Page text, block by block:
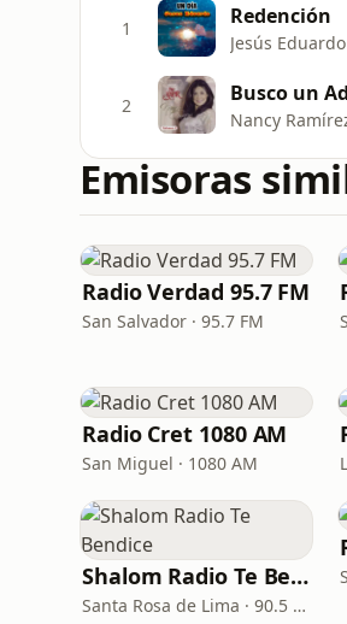
1 Redención
Jesús Eduardo
2 Busco un
Nancy
Emisoras
Radio Verdad 95.7 FM
San Salvador · 95.7 FM
Radio Cret 1080 AM
San Miguel · 1080 AM
Shalom Radio Te Bendice
Santa Rosa de Lima · 90.5 FM